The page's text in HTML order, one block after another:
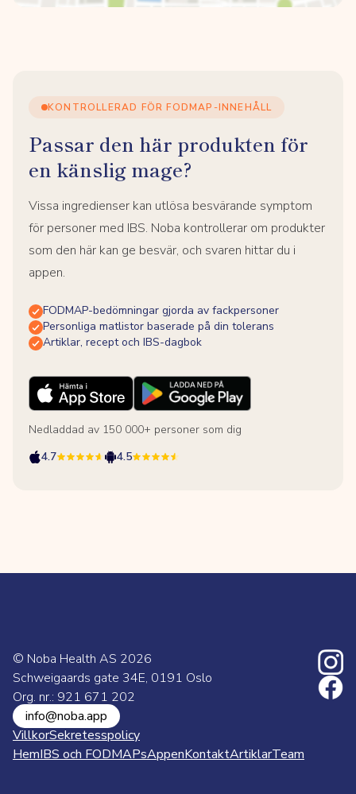
KONTROLLERAD FÖR FODMAP-INNEHÅLL
Passar den här produkten för
en känslig mage?
Vissa ingredienser kan utlösa besvärande symptom
för personer med IBS. Noba kontrollerar om produkter
som den här kan ge besvär, och svaren hittar du i
appen.
FODMAP-bedömningar gjorda av fackpersoner
Personliga matlistor baserade på din tolerans
Artiklar, recept och IBS-dagbok
Nedladdad av 150 000+ personer som dig
4.7
4.5
© Noba Health AS 2026
Schweigaards gate 34E, 0191 Oslo
Org. nr.: 921 671 202
info@noba.app
VillkorSekretesspolicy
HemIBS och FODMAPsAppenKontaktArtiklarTeam